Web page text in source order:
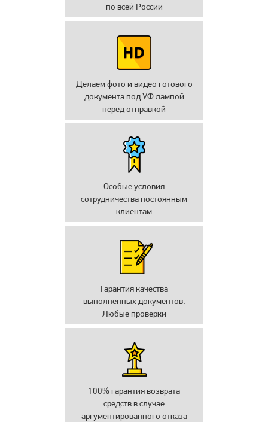
по всей России
Делаем фото и видео готового
документа под УФ лампой
перед отправкой
Особые условия
сотрудничества постоянным
клиентам
Гарантия качества
выполненных документов.
Любые проверки
100% гарантия возврата
средств в случае
аргументированного отказа